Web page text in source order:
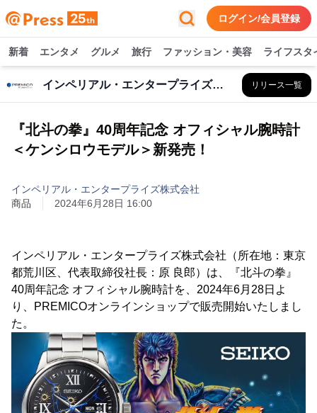
ログイン/会員登録
新着 エンタメ グルメ 旅行 ファッション・美容 ライフスタ
インペリアル・エンタープライズ株式会社 リリース一覧
『北斗の拳』40周年記念 オフィシャル腕時計
＜ケンシロウモデル＞新発売！
インペリアル・エンタープライズ株式会社
商品
2024年6月28日 16:00
インペリアル・エンタープライズ株式会社（所在地：東京
都荒川区、代表取締役社長：原 良郎）は、『北斗の拳』
40周年記念 オフィシャル腕時計を、2024年6月28日よ
り、PREMICOオンラインショップで販売開始いたしまし
た。